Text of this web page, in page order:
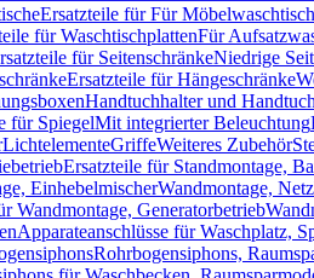
Ersatzteile für Für
für WaschtischplattenFür
für SeitenschränkeNiedrige
Ersatzteile für Hängeschränke
Handtuchhalter und
für SpiegelMit integrierter Beleuchtung
LichtelementeGriffeWeiteres Zubehör
Ersatzteile für Standmontage,
EinhebelmischerWandmontage,
Wandmontage, Generatorbetrieb
Apparateanschlüsse für Waschplatz,
Rohrbogensiphons,